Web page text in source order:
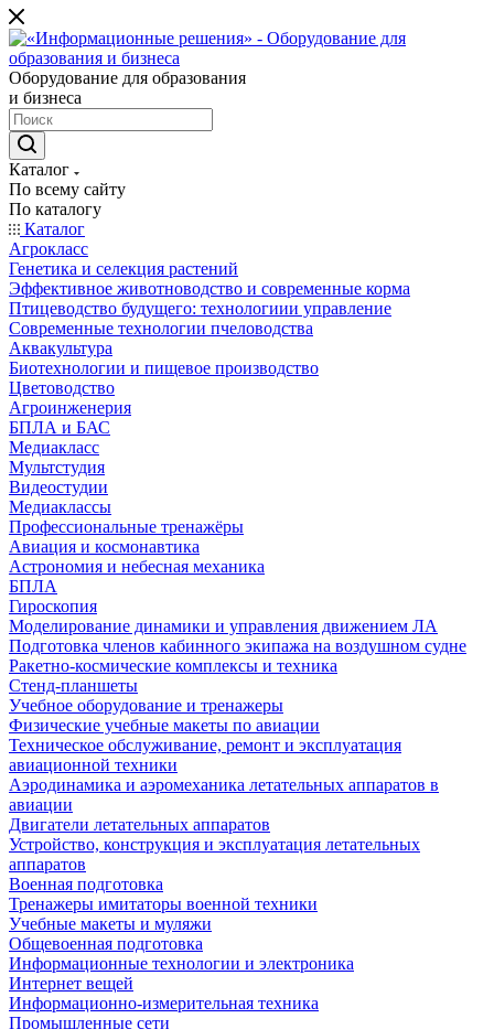
Оборудование для образования
и бизнеса
Каталог
По всему сайту
По каталогу
Каталог
Агрокласс
Генетика и селекция растений
Эффективное животноводство и современные корма
Птицеводство будущего: технологиии управление
Современные технологии пчеловодства
Аквакультура
Биотехнологии и пищевое производство
Цветоводство
Агроинженерия
БПЛА и БАС
Медиакласс
Мультстудия
Видеостудии
Медиаклассы
Профессиональные тренажёры
Авиация и космонавтика
Астрономия и небесная механика
БПЛА
Гироскопия
Моделирование динамики и управления движением ЛА
Подготовка членов кабинного экипажа на воздушном судне
Ракетно-космические комплексы и техника
Стенд-планшеты
Учебное оборудование и тренажеры
Физические учебные макеты по авиации
Техническое обслуживание, ремонт и эксплуатация
авиационной техники
Аэродинамика и аэромеханика летательных аппаратов в
авиации
Двигатели летательных аппаратов
Устройство, конструкция и эксплуатация летательных
аппаратов
Военная подготовка
Тренажеры имитаторы военной техники
Учебные макеты и муляжи
Общевоенная подготовка
Информационные технологии и электроника
Интернет вещей
Информационно-измерительная техника
Промышленные сети